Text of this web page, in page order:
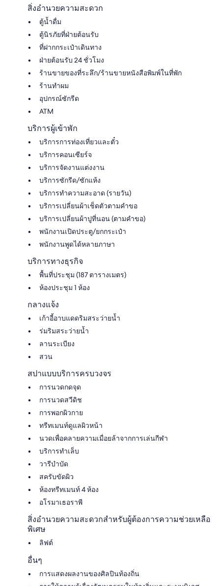
สิ่งอำนวยความสะดวก
ตู้น้ำดื่ม
ตู้นิรภัยที่ฝ่ายต้อนรับ
ที่ฝากกระเป๋าเดินทาง
ฝ่ายต้อนรับ 24 ชั่วโมง
ร้านขายของที่ระลึก/ร้านขายหนังสือพิมพ์ในที่พัก
ร้านทำผม
อุปกรณ์ซักรีด
ATM
บริการผู้เข้าพัก
บริการการท่องเที่ยวและตั๋ว
บริการคอนเซียร์จ
บริการจัดงานแต่งงาน
บริการซักรีด/ซักแห้ง
บริการทำความสะอาด (รายวัน)
บริการเปลี่ยนผ้าเช็ดตัวตามคำขอ
บริการเปลี่ยนผ้าปูที่นอน (ตามคำขอ)
พนักงานเปิดประตู/ยกกระเป๋า
พนักงานพูดได้หลายภาษา
บริการทางธุรกิจ
พื้นที่ประชุม (187 ตารางเมตร)
ห้องประชุม 1 ห้อง
กลางแจ้ง
เก้าอี้อาบแดดริมสระว่ายน้ำ
ร่มริมสระว่ายน้ำ
ลานระเบียง
สวน
สปาแบบบริการครบวงจร
การนวดกดจุด
การนวดสวีดิช
การพอกผิวกาย
ทรีทเมนท์ดูแลผิวหน้า
นวดเพื่อคลายความเมื่อยล้าจากการเล่นกีฬา
บริการทำเล็บ
วารีบำบัด
สครับขัดผิว
ห้องทรีทเมนท์ 4 ห้อง
อโรมาเธอราพี
สิ่งอำนวยความสะดวกสำหรับผู้ต้องการความช่วยเหลือ
พิเศษ
ลิฟต์
อื่นๆ
การแสดงผลงานของศิลปินท้องถิ่น